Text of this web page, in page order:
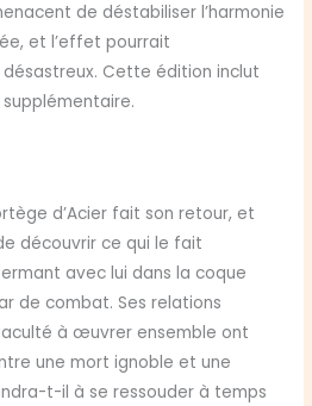
de déstabiliser l’harmonie
et l’effet pourrait
Cette édition inclut
d’Acier fait son retour, et
découvrir ce qui le fait
avec lui dans la coque
de combat. Ses relations
à œuvrer ensemble ont
une mort ignoble et une
t-il à se ressouder à temps